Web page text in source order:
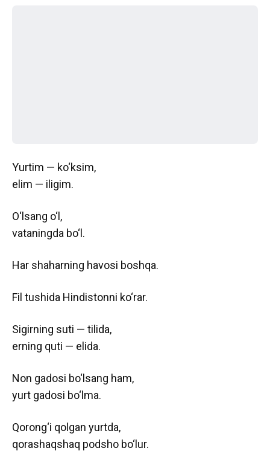
Yurtim — ko‘ksim,
elim — iligim.
O‘lsang o‘l,
vataningda bo‘l.
Har shaharning havosi boshqa.
Fil tushida Hindistonni ko‘rar.
Sigirning suti — tilida,
erning quti — elida.
Non gadosi bo‘lsang ham,
yurt gadosi bo‘lma.
Qorong‘i qolgan yurtda,
qorashaqshaq podsho bo‘lur.